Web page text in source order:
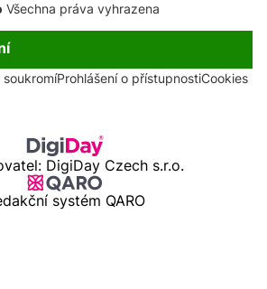
Všechna práva vyhrazena
soukromíProhlášení o přístupnostiCookies
DigiDay Czech s.r.o.
systém QARO